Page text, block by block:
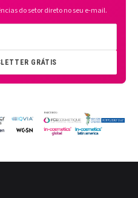
do setor direto no seu e-mail.
GRÁTIS